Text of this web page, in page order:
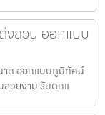
สวน ออกแบบ
ด ออกแบบภูมิทัศน์
สวยงาม รับตกแ